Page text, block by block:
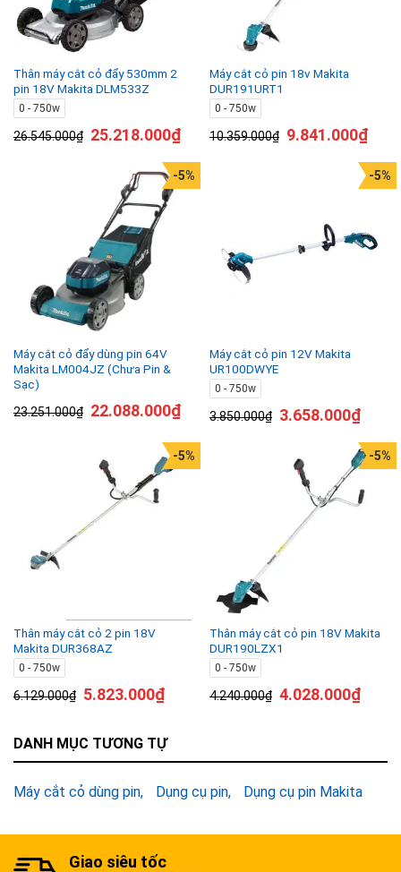
Thân máy cắt cỏ đẩy 530mm 2
pin 18V Makita DLM533Z
0 - 750w
26.545.000₫ 25.218.000₫
Máy cắt cỏ pin 18v Makita
DUR191URT1
0 - 750w
10.359.000₫ 9.841.000₫
Máy cắt cỏ đẩy dùng pin 64V
Makita LM004JZ (Chưa Pin &
Sạc)
23.251.000₫
-5%
22.088.000₫
Máy cắt cỏ pin 12V Makita
UR100DWYE
0 - 750w
3.850.000₫
-5%
3.658.000₫
Thân máy cắt cỏ 2 pin 18V
Makita DUR368AZ
0 - 750w
6.129.000₫
-5%
5.823.000₫
Thân máy cắt cỏ pin 18V Makita
DUR190LZX1
0 - 750w
4.240.000₫
-5%
4.028.000₫
DANH MỤC TƯƠNG TỰ
Máy cắt cỏ dùng pin Dụng cụ pin Dụng cụ pin Makita
Giao siêu tốc